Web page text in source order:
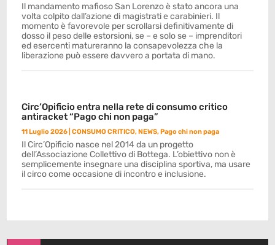
Il mandamento mafioso San Lorenzo è stato ancora una
volta colpito dall’azione di magistrati e carabinieri. Il
momento è favorevole per scrollarsi definitivamente di
dosso il peso delle estorsioni, se – e solo se – imprenditori
ed esercenti matureranno la consapevolezza che la
liberazione può essere davvero a portata di mano.
Circ’Opificio entra nella rete di consumo critico
antiracket “Pago chi non paga”
11 Luglio 2026 |CONSUMO CRITICO,NEWS,Pago chi non paga
Il Circ’Opificio nasce nel 2014 da un progetto
dell’Associazione Collettivo di Bottega. L’obiettivo non è
semplicemente insegnare una disciplina sportiva, ma usare
il circo come occasione di incontro e inclusione.